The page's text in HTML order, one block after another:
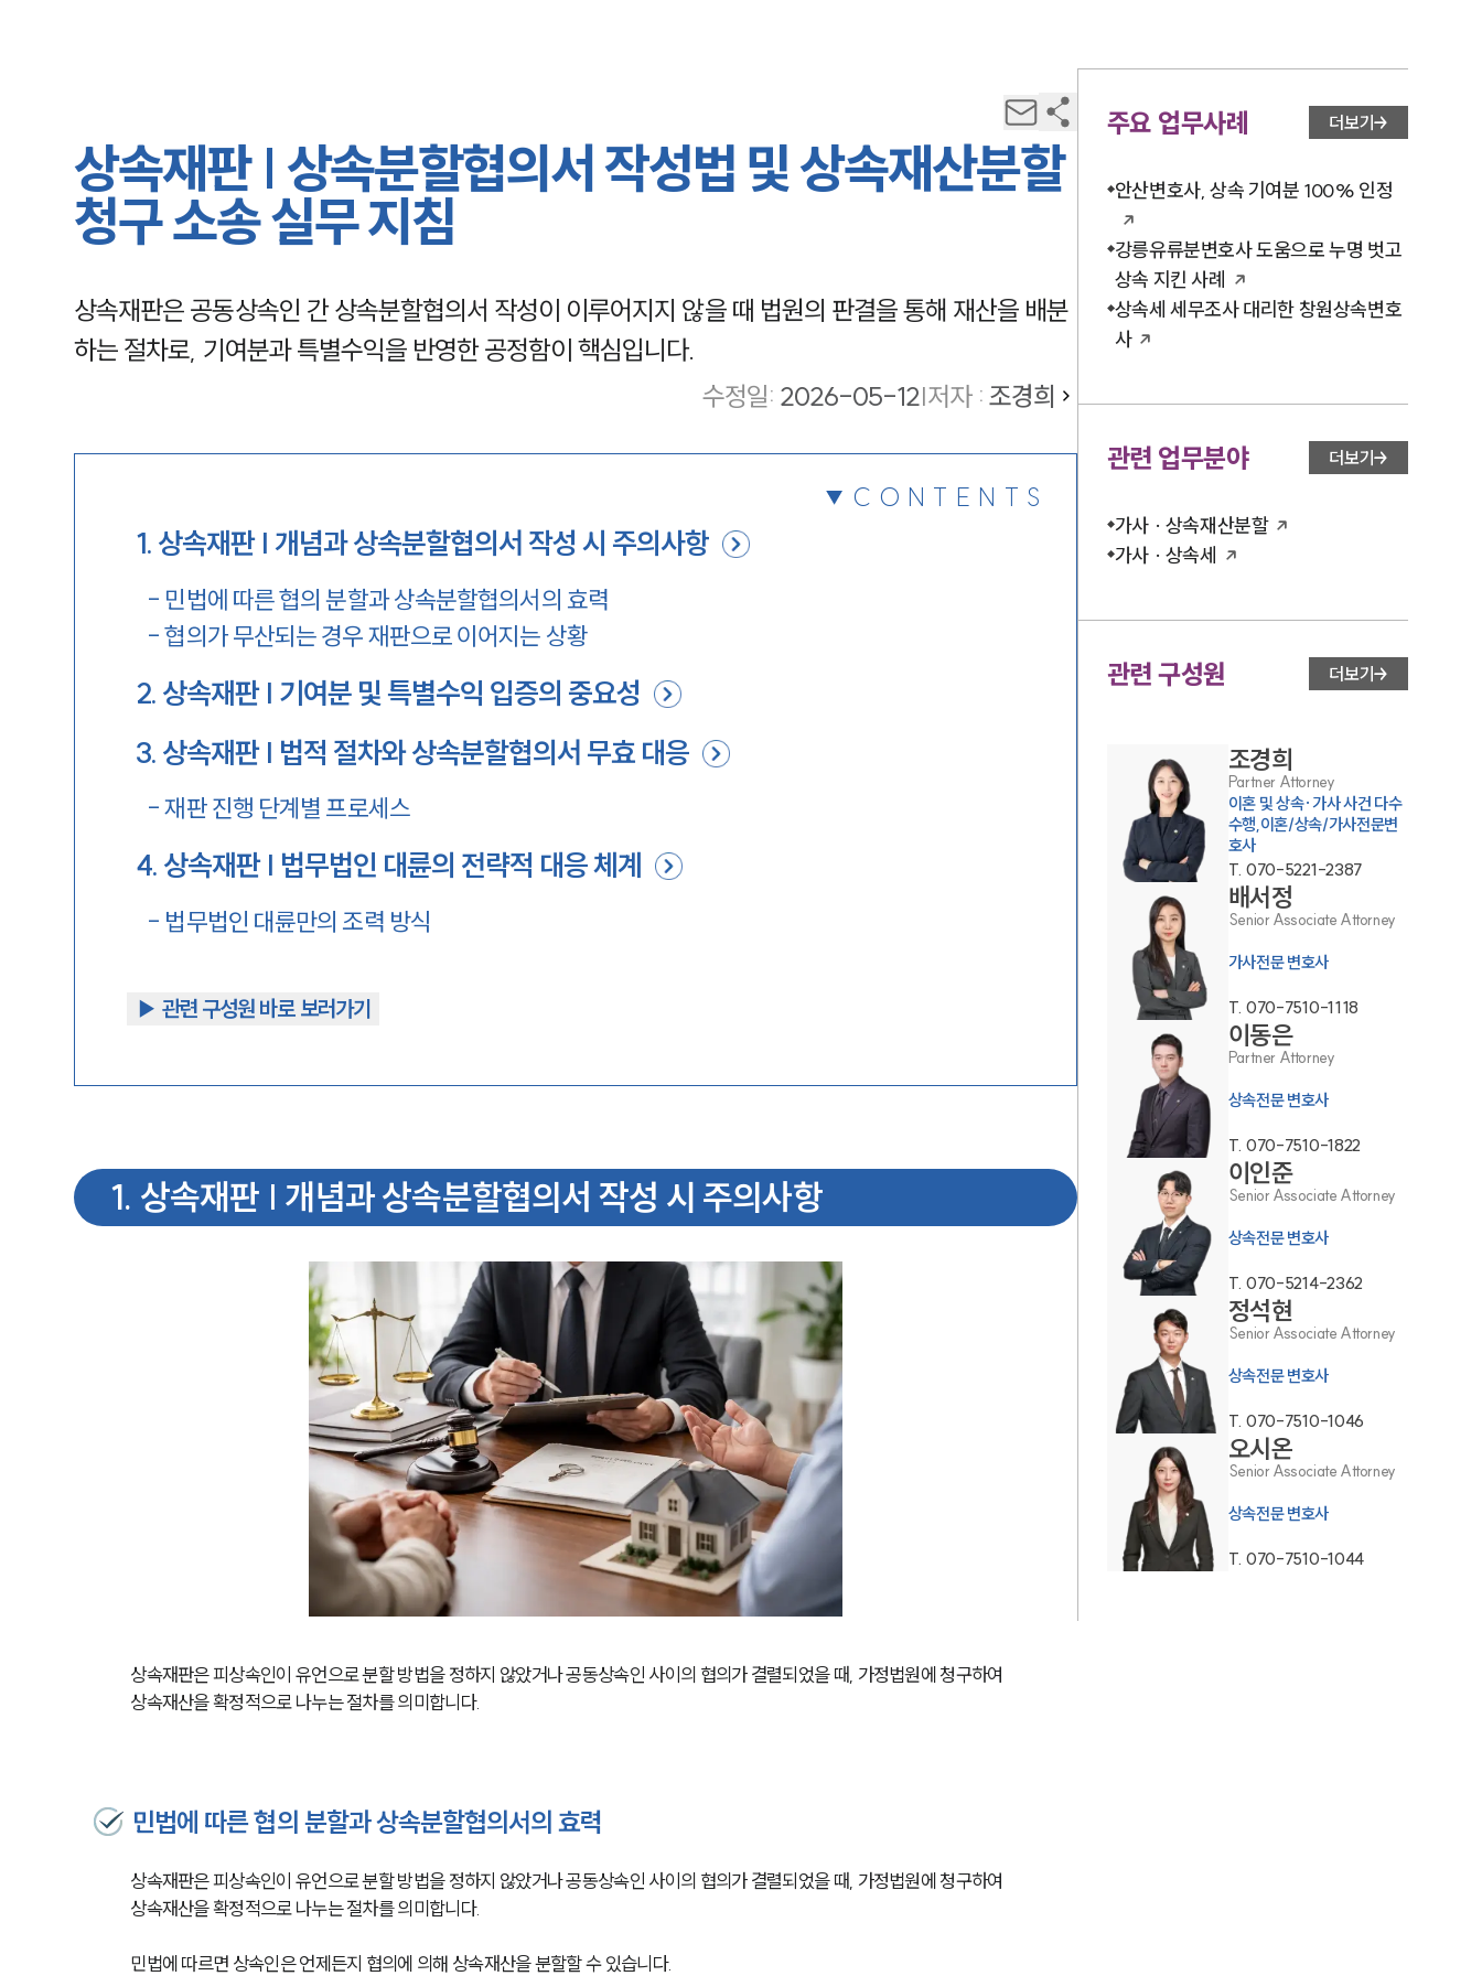
그룹소개
그룹소개
대륜의 강점
오시는 길
글로벌 파트너 로펌
고객의 소리
통합검색
AI대륜
업무사례
상속재판 | 상속분할협의서 작성법 및 상속재산분할
청구 소송 실무 지침
상속재판은 공동상속인 간 상속분할협의서 작성이 이루어지지 않을 때 법원의 판결을 통해 재산을 배분
하는 절차로, 기여분과 특별수익을 반영한 공정함이 핵심입니다.
수정일: 2026-05-12|저자 : 조경희
CONTENTS
1. 상속재판 | 개념과 상속분할협의서 작성 시 주의사항
- 민법에 따른 협의 분할과 상속분할협의서의 효력
-협의가 무산되는 경우 재판으로 이어지는 상황
2. 상속재판 | 기여분 및 특별수익 입증의 중요성
3. 상속재판 | 법적 절차와 상속분할협의서 무효 대응
-재판 진행 단계별 프로세스
4. 상속재판 | 법무법인 대륜의 전략적 대응 체계
- 법무법인 대륜만의 조력 방식
▶︎ 관련 구성원 바로 보러가기
1. 상속재판 | 개념과 상속분할협의서 작성 시 주의사항
상속재판은 피상속인이 유언으로 분할 방법을 정하지 않았거나 공동상속인 사이의 협의가 결렬되었을 때, 가정법원에 청구하여
상속재산을 확정적으로 나누는 절차를 의미합니다.
민법에 따른 협의 분할과 상속분할협의서의 효력
상속재판은 피상속인이 유언으로 분할 방법을 정하지 않았거나 공동상속인 사이의 협의가 결렬되었을 때, 가정법원에 청구하여
상속재산을 확정적으로 나누는 절차를 의미합니다.
민법에 따르면 상속인은 언제든지 협의에 의해 상속재산을 분할할 수 있습니다.
주요 업무사례 더보기
안산변호사, 상속 기여분 100% 인정
강릉유류분변호사 도움으로 누명 벗고
상속 지킨 사례
상속세 세무조사 대리한 창원상속변호
사
관련 업무분야 더보기
가사 · 상속재산분할
가사 · 상속세
관련 구성원 더보기
조경희
Partner Attorney
이혼 및 상속·가사 사건 다수
수행,이혼/상속/가사전문변
호사
T. 070-5221-2387
배서정
Senior Associate Attorney
가사전문 변호사
T. 070-7510-1118
이동은
Partner Attorney
상속전문 변호사
T. 070-7510-1822
이인준
Senior Associate Attorney
상속전문 변호사
T. 070-5214-2362
정석현
Senior Associate Attorney
상속전문 변호사
T. 070-7510-1046
오시온
Senior Associate Attorney
상속전문 변호사
T. 070-7510-1044